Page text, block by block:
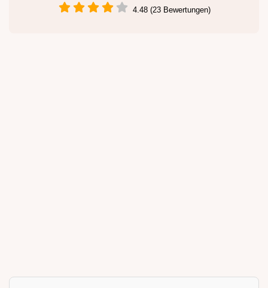
4.48 (23 Bewertungen)